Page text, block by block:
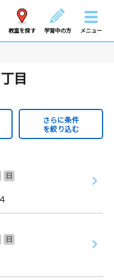
教室を探す 学習中の方 メニュー
目
さらに条件
を絞り込む
日
日